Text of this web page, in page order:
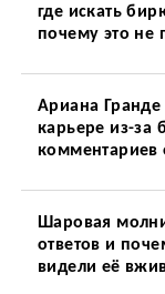
где искать
почему это не
Ариана Гранде
карьере из-за
комментариев
Шаровая
ответов и
видели её